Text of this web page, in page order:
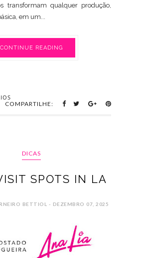
transformam qualquer produção,
em um...
CONTINUE READING
COMPARTILHE:
DICAS
SPOTS IN LA
BETTIOL - DEZEMBRO 07, 2025